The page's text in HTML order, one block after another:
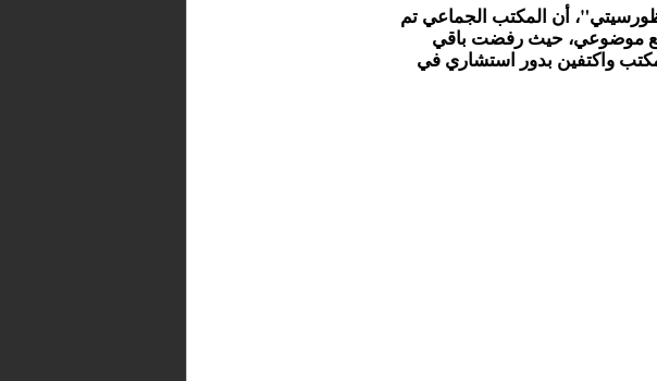
أن المكتب الجماعي تم
موضوعي، حيث رفضت باقي
واكتفين بدور استشاري في